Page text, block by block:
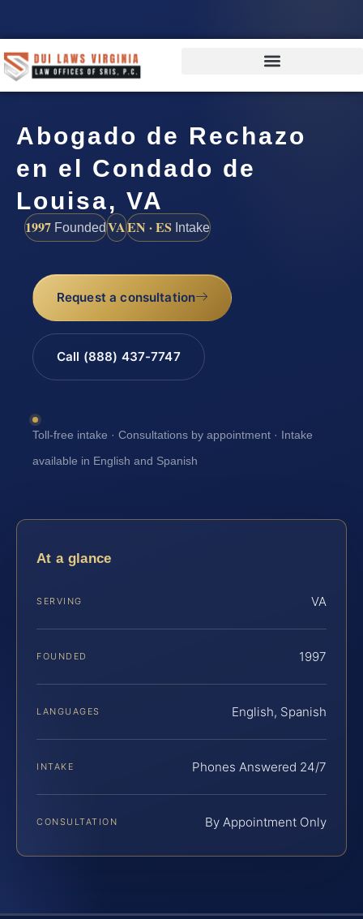
Abogado de Rechazo
en el Condado de
Louisa, VA
1997 FoundedVAEN · ES Intake
Request a consultation
Call (888) 437-7747
Toll-free intake · Consultations by appointment · Intake
available in English and Spanish
At a glance
SERVING VA
FOUNDED 1997
LANGUAGES English, Spanish
INTAKE Phones Answered 24/7
CONSULTATION By Appointment Only